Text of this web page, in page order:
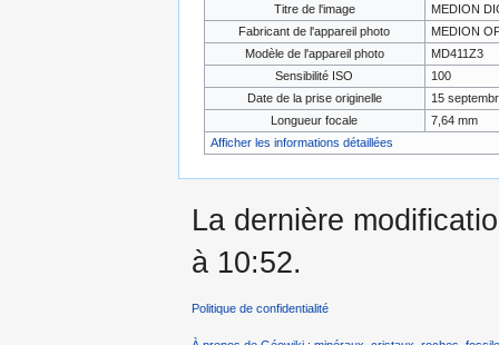
Titre de l'image
MEDION
Fabricant de l'appareil photo
MEDION
Modèle de l'appareil photo
MD411Z3
Sensibilité ISO
100
Date de la prise originelle
15
Longueur focale
7,64 mm
Afficher les informations détaillées
La dernière
à 10:52.
Politique de confidentialité